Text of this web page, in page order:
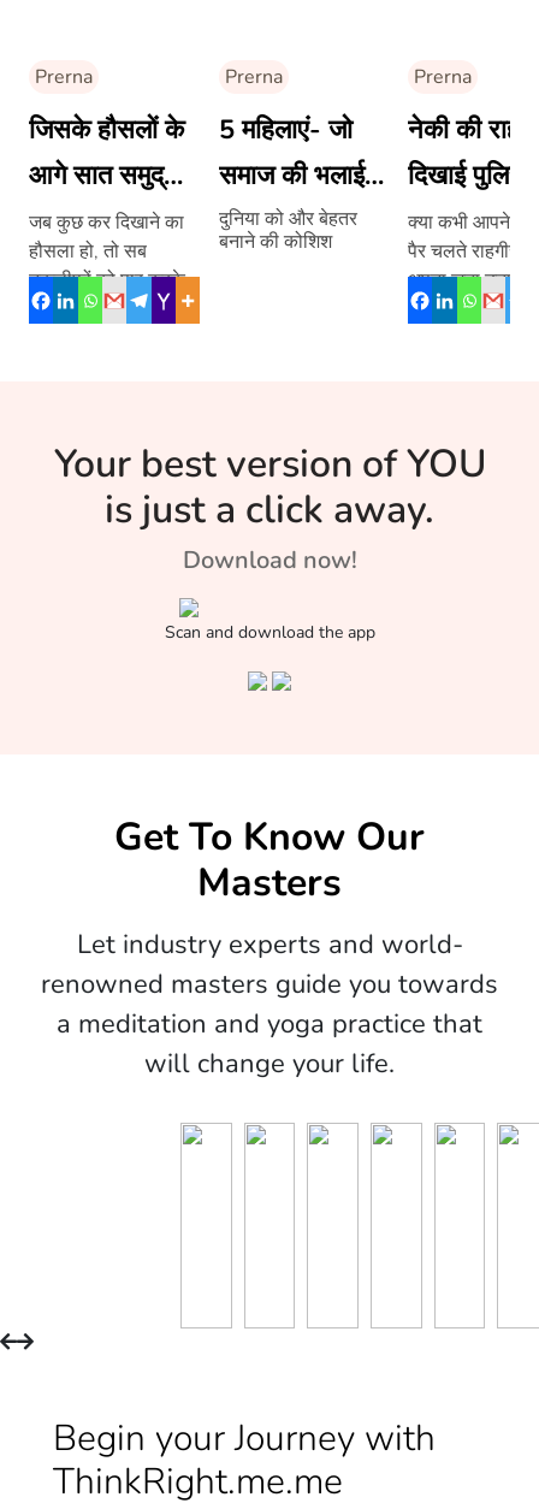
Prerna
जिसके हौसलों के
आगे सात समुद्रों
ने टेक दिए घुटने
जब कुछ कर दिखाने का
हौसला हो, तो सब
तकलीफों को पार करके
इंसान दुनिया को हैरान
Prerna
5 महिलाएं- जो
समाज की भलाई
के लिए कर रहीं
दुनिया को और बेहतर
बनाने की कोशिश
Prerna
नेकी की राह
दिखाई
ने
क्या कभी आपने
पैर चलते राहगीर
अपना जूता उताकर
है? अगर आपका
Your best version of YOU
is just a click away.
Download now!
Scan and download the app
Get To Know Our
Masters
Let industry experts and world-
renowned masters guide you towards
a meditation and yoga practice that
will change your life.
Begin your Journey with
ThinkRight.me.me